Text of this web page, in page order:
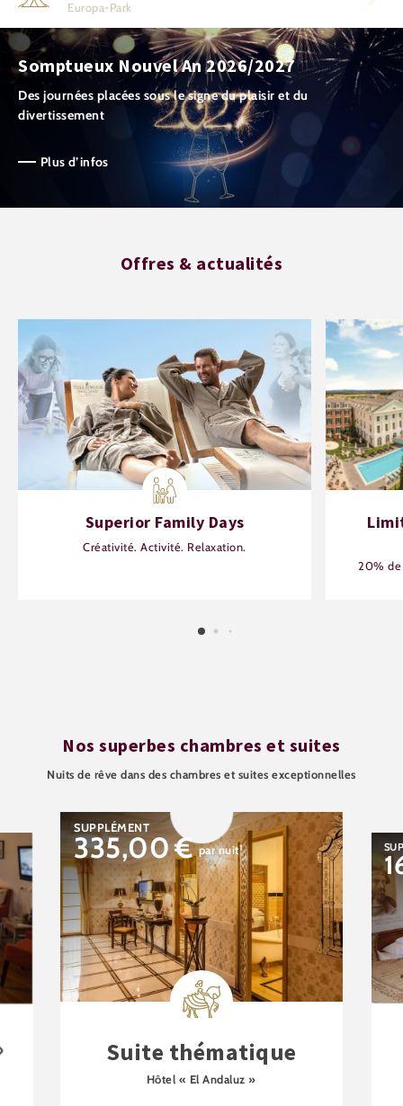
Europa-Park
Somptueux Nouvel An 2026/2027
Des journées placées sous le signe du plaisir et du
divertissement
Plus d’infos
Offres & actualités
Superior Family Days
Créativité. Activité. Relaxation.
20% de
Nos superbes chambres et suites
Nuits de rêve dans des chambres et suites exceptionnelles
SUPPLÉMENT
335,00€ par nuit1
Suite thématique
Hôtel « El Andaluz »